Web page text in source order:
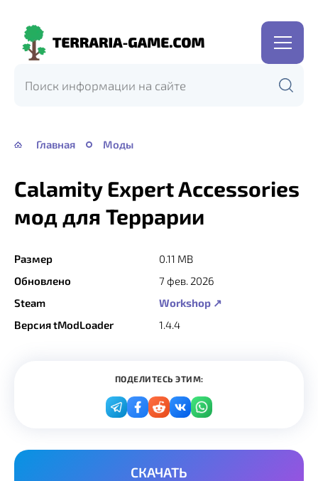
Terraria-
Главная Моды
Calamity Expert Accessories
мод для Террарии
Размер
0.11 MB
Обновлено
7 фев. 2026
Steam
Workshop ↗
Версия tModLoader
1.4.4
ПОДЕЛИТЕСЬ ЭТИМ:
СКАЧАТЬ